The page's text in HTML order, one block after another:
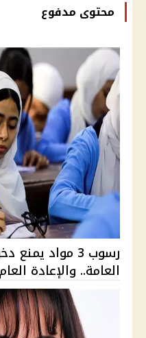
محتوى مدفوع
رسوب 3 مواد
العامة.. والإعادة